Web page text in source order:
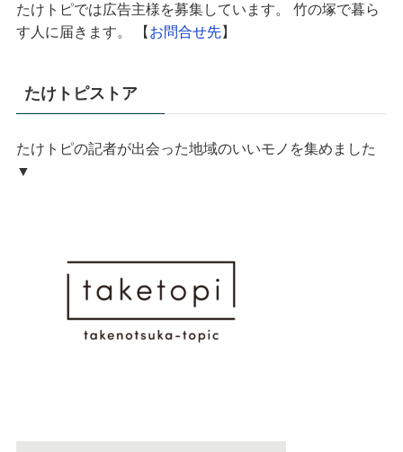
たけトピでは広告主様を募集しています。 竹の塚で暮ら
す人に届きます。 【 お問合せ先】
たけトピストア
たけトピの記者が出会った地域のいいモノを集めました
▼